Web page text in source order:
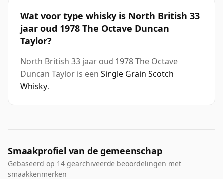
Wat voor type whisky is North British 33
jaar oud 1978 The Octave Duncan
Taylor?
North British 33 jaar oud 1978 The Octave
Duncan Taylor is een Single Grain Scotch
Whisky.
Smaakprofiel van de gemeenschap
Gebaseerd op 14 gearchiveerde beoordelingen met
smaakkenmerken